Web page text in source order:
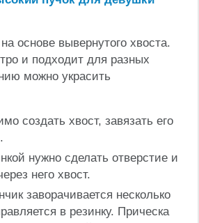
основе вывернутого хвоста.
и подходит для разных
можно украсить
создать хвост, завязать его
нужно сделать отверстие и
него хвост.
заворачивается несколько
в резинку. Прическа